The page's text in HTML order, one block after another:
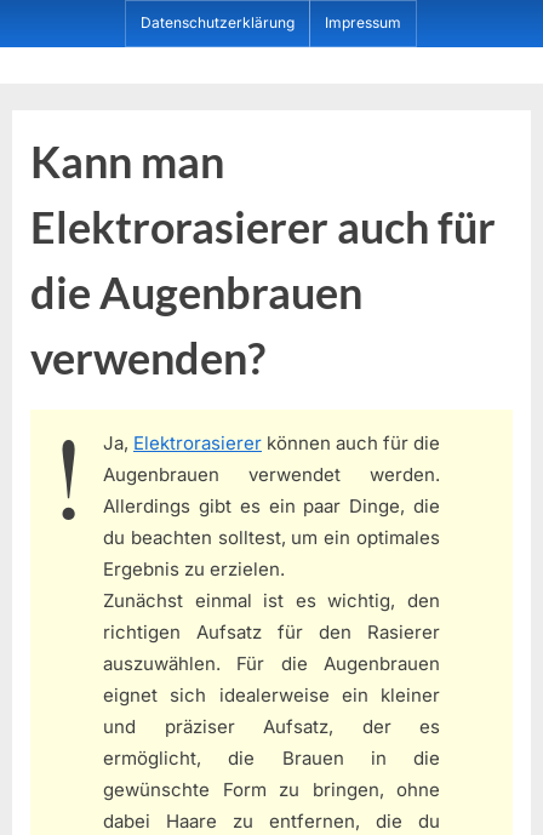
to
Datenschutzerklärung Impressum
Kann man
Elektrorasierer auch für
die Augenbrauen
verwenden?
Ja, Elektrorasierer können auch für die
Augenbrauen verwendet werden.
Allerdings gibt es ein paar Dinge, die
du beachten solltest, um ein optimales
Ergebnis zu erzielen.
Zunächst einmal ist es wichtig, den
richtigen Aufsatz für den Rasierer
auszuwählen. Für die Augenbrauen
eignet sich idealerweise ein kleiner
und präziser Aufsatz, der es
ermöglicht, die Brauen in die
gewünschte Form zu bringen, ohne
dabei Haare zu entfernen, die du